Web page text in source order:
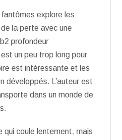
explore les
la perte avec une
profondeur
un peu trop long pour
est intéressante et les
développés. L’auteur est
dans un monde de
qui coule lentement, mais